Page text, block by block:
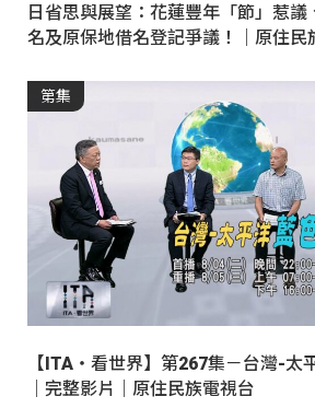
日省思與展望：花蓮豐年「節」惹議
名及原保地借名登記爭議！｜原住民
第集
【ITA・看世界】第267集－台灣-太
｜完整影片｜原住民族電視台